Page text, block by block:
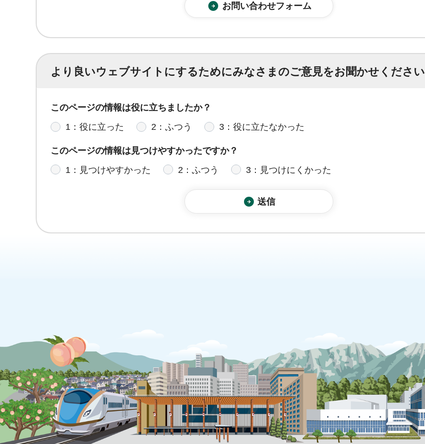
より良いウェブサイトにするためにみなさまのご意見をお聞かせください
このページの情報は役に立ちましたか？
1：役に立った
2：ふつう 3：役に立たなかった
このページの情報は見つけやすかったですか？
1：見つけやすかった
2：ふつう 3：見つけにくかった